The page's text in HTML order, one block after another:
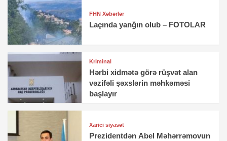
FHN Xəbərlər
Laçında yanğın olub – FOTOLAR
Kriminal
Hərbi xidmətə görə rüşvət alan
vəzifəli şəxslərin məhkəməsi
başlayır
Xarici siyasət
Prezidentdən Abel Məhərrəmovun